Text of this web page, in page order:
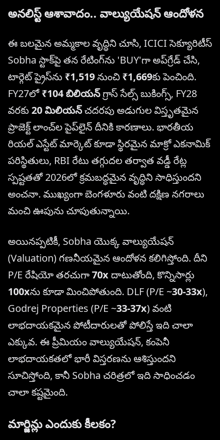
అనలిస్ట్ ఆశావాదం.. వాల్యుయేషన్ ఆందోళన
ఈ బలమైన అమ్మకాల వృద్ధిని చూసి, ICICI సెక్యూరిటీస్
Sobha స్టాక్‌పై తన రేటింగ్‌ను 'BUY'గా అప్‌గ్రేడ్ చేసి,
టార్గెట్ ప్రైస్‌ను ₹1,519నుంచి ₹1,669కు పెంచింది.
FY27లో₹104 బిలియన్గ్రాస్ సేల్స్ బుకింగ్స్, FY28
వరకు20 మిలియన్చదరపు అడుగుల విస్తృతమైన
ప్రాజెక్ట్ లాంచ్‌ల పైప్‌లైన్ దీనికి కారణాలు. భారతీయ
రియల్ ఎస్టేట్ మార్కెట్ కూడా స్థిరమైన మాక్రో ఎకనామిక్
పరిస్థితులు, RBI రేటు తగ్గుదల తర్వాత వడ్డీ రేట్ల
స్పష్టతతో 2026లో క్రమబద్ధమైన వృద్ధిని సాధిస్తుందని
అంచనా. ముఖ్యంగా బెంగళూరు వంటి దక్షిణ నగరాలు
మంచి ఊపును చూపుతున్నాయి.
అయినప్పటికీ, Sobha యొక్క వాల్యుయేషన్
(Valuation) గణనీయమైన ఆందోళన కలిగిస్తోంది. దీని
P/E రేషియో తరచుగా70xదాటుతోంది, కొన్నిసార్లు
100xను కూడా మించిపోతుంది. DLF (P/E ~30-33x),
Godrej Properties (P/E ~33-37x) వంటి
లాభదాయకమైన పోటీదారులతో పోలిస్తే ఇది చాలా
ఎక్కువ. ఈ ప్రీమియం వాల్యుయేషన్, కంపెనీ
లాభదాయకతలో భారీ విస్తరణను ఆశిస్తుందని
సూచిస్తోంది, కానీ Sobha చరిత్రలో ఇది సాధించడం
చాలా కష్టమైంది.
మార్జిన్లు ఎందుకు కీలకం?